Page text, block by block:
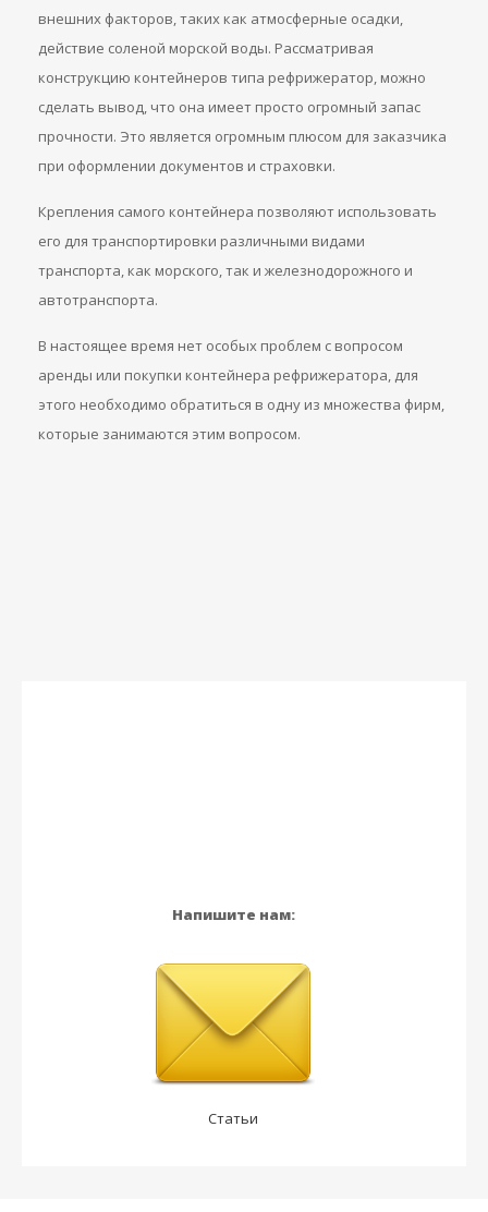
внешних факторов, таких как атмосферные осадки,
действие соленой морской воды. Рассматривая
конструкцию контейнеров типа рефрижератор, можно
сделать вывод, что она имеет просто огромный запас
прочности. Это является огромным плюсом для заказчика
при оформлении документов и страховки.
Крепления самого контейнера позволяют использовать
его для транспортировки различными видами
транспорта, как морского, так и железнодорожного и
автотранспорта.
В настоящее время нет особых проблем с вопросом
аренды или покупки контейнера рефрижератора, для
этого необходимо обратиться в одну из множества фирм,
которые занимаются этим вопросом.
Напишите нам:
Статьи